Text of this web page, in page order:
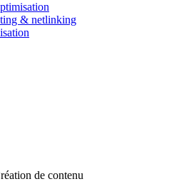
& netlinking
de contenu